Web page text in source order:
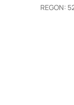
REGON: